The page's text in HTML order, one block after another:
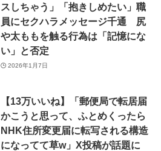
スしちゃう」「抱きしめたい」職
員にセクハラメッセージ千通 尻
や太ももを触る行為は「記憶にな
い」と否定
2026年1月7日
【13万いいね】「郵便局で転居届
かこうと思って、ふとめくったら
NHK住所変更届に転写される構造
になってて草w」X投稿が話題に